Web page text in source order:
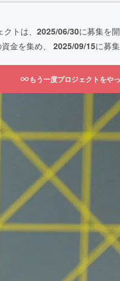
トは、 2025/06/30に募集を
金を集め、 2025/09/15に募
もう一度プロジェクトをや